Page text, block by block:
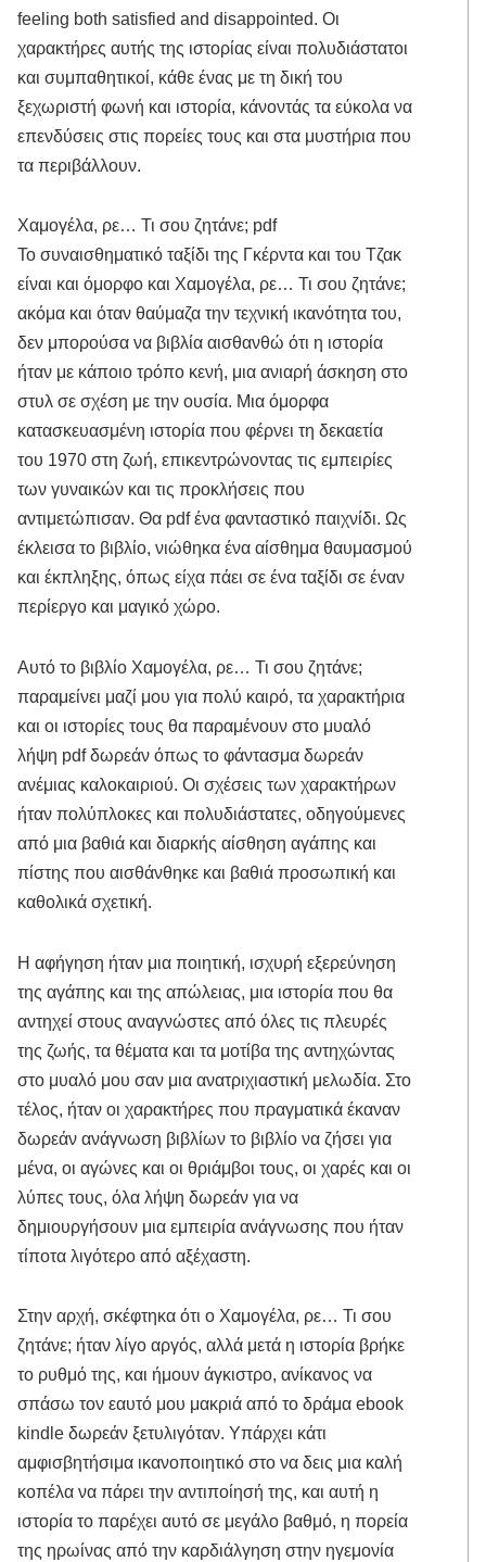
feeling both satisfied and disappointed. Οι
χαρακτήρες αυτής της ιστορίας είναι πολυδιάστατοι
και συμπαθητικοί, κάθε ένας με τη δική του
ξεχωριστή φωνή και ιστορία, κάνοντάς τα εύκολα να
επενδύσεις στις πορείες τους και στα μυστήρια που
τα περιβάλλουν.
Χαμογέλα, ρε… Τι σου ζητάνε; pdf
Το συναισθηματικό ταξίδι της Γκέρντα και του Τζακ
είναι και όμορφο και Χαμογέλα, ρε… Τι σου ζητάνε;
ακόμα και όταν θαύμαζα την τεχνική ικανότητα του,
δεν μπορούσα να βιβλία αισθανθώ ότι η ιστορία
ήταν με κάποιο τρόπο κενή, μια ανιαρή άσκηση στο
στυλ σε σχέση με την ουσία. Μια όμορφα
κατασκευασμένη ιστορία που φέρνει τη δεκαετία
του 1970 στη ζωή, επικεντρώνοντας τις εμπειρίες
των γυναικών και τις προκλήσεις που
αντιμετώπισαν. Θα pdf ένα φανταστικό παιχνίδι. Ως
έκλεισα το βιβλίο, νιώθηκα ένα αίσθημα θαυμασμού
και έκπληξης, όπως είχα πάει σε ένα ταξίδι σε έναν
περίεργο και μαγικό χώρο.
Αυτό το βιβλίο Χαμογέλα, ρε… Τι σου ζητάνε;
παραμείνει μαζί μου για πολύ καιρό, τα χαρακτήρια
και οι ιστορίες τους θα παραμένουν στο μυαλό
λήψη pdf δωρεάν όπως το φάντασμα δωρεάν
ανέμιας καλοκαιριού. Οι σχέσεις των χαρακτήρων
ήταν πολύπλοκες και πολυδιάστατες, οδηγούμενες
από μια βαθιά και διαρκής αίσθηση αγάπης και
πίστης που αισθάνθηκε και βαθιά προσωπική και
καθολικά σχετική.
Η αφήγηση ήταν μια ποιητική, ισχυρή εξερεύνηση
της αγάπης και της απώλειας, μια ιστορία που θα
αντηχεί στους αναγνώστες από όλες τις πλευρές
της ζωής, τα θέματα και τα μοτίβα της αντηχώντας
στο μυαλό μου σαν μια ανατριχιαστική μελωδία. Στο
τέλος, ήταν οι χαρακτήρες που πραγματικά έκαναν
δωρεάν ανάγνωση βιβλίων το βιβλίο να ζήσει για
μένα, οι αγώνες και οι θριάμβοι τους, οι χαρές και οι
λύπες τους, όλα λήψη δωρεάν για να
δημιουργήσουν μια εμπειρία ανάγνωσης που ήταν
τίποτα λιγότερο από αξέχαστη.
Στην αρχή, σκέφτηκα ότι ο Χαμογέλα, ρε… Τι σου
ζητάνε; ήταν λίγο αργός, αλλά μετά η ιστορία βρήκε
το ρυθμό της, και ήμουν άγκιστρο, ανίκανος να
σπάσω τον εαυτό μου μακριά από το δράμα ebook
kindle δωρεάν ξετυλιγόταν. Υπάρχει κάτι
αμφισβητήσιμα ικανοποιητικό στο να δεις μια καλή
κοπέλα να πάρει την αντιποίησή της, και αυτή η
ιστορία το παρέχει αυτό σε μεγάλο βαθμό, η πορεία
της ηρωίνας από την καρδιάλγηση στην ηγεμονία